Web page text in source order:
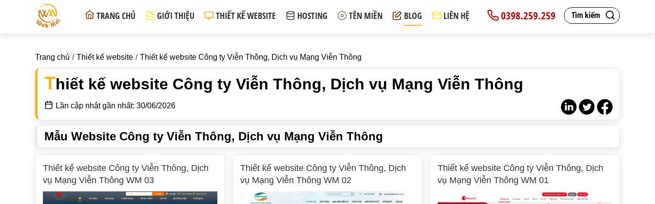
Tìm kiếm
0398.259.259
TRANG CHỦ GIỚI THIỆU THIẾT KẾ WEBSITE HOSTING TÊN MIỀN BLOG LIÊN HỆ
Trang chủ Thiết kế website Thiết kế website Công ty Viễn Thông, Dịch vụ Mạng Viễn Thông
Thiết kế website Công ty Viễn Thông, Dịch vụ Mạng Viễn Thông
Lần cập nhật gần nhất: 30/06/2026
Mẫu Website Công ty Viễn Thông, Dịch vụ Mạng Viễn Thông
Thiết kế website Công ty Viễn Thông, Dịch
vụ Mạng Viễn Thông WM 03
Thiết kế website Công ty Viễn Thông, Dịch
vụ Mạng Viễn Thông WM 02
Thiết kế website Công ty Viễn Thông, Dịch
vụ Mạng Viễn Thông WM 01